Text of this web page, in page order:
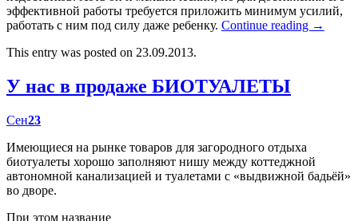
эффективной работы требуется приложить минимум усилий,
работать с ним под силу даже ребенку. Continue reading →
This entry was posted on 23.09.2013.
У нас в продаже БИОТУАЛЕТЫ
Сен23
Имеющиеся на рынке товаров для загородного отдыха
биотуалеты хорошо заполняют нишу между коттеджной
автономной канализацией и туалетами с «выдвижной бадьёй»
во дворе.
При этом название